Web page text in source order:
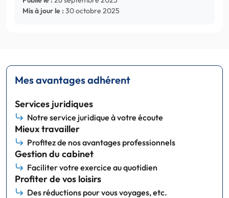
Mis à jour le : 30 octobre 2025
Mes avantages adhérent
Services juridiques
Notre service juridique à votre écoute
Mieux travailler
Profitez de nos avantages professionnels
Gestion du cabinet
Faciliter votre exercice au quotidien
Profiter de vos loisirs
Des réductions pour vous voyages, etc.